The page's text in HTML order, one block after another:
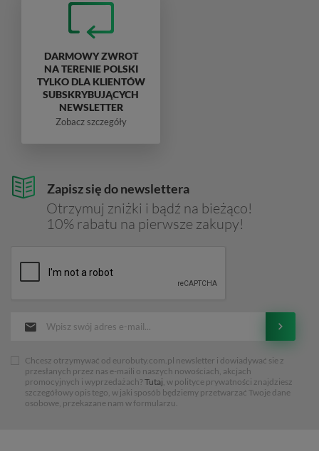
Zapisz się do newslettera
Otrzymuj zniżki i bądź na bieżąco!
10% rabatu na pierwsze zakupy!
Chcesz otrzymywać od eurobuty.com.pl newsletter i dowiadywać sie z
przesłanych przez nas e-maili o naszych nowościach, akcjach
promocyjnych i wyprzedażach? Tutaj, w polityce prywatności znajdziesz
szczegółowy opis tego, w jaki sposób będziemy przetwarzać Twoje dane
osobowe, przekazane nam w formularzu.
DARMOWY ZWROT
NA TERENIE POLSKI
TYLKO DLA KLIENTÓW
SUBSKRYBUJĄCYCH
NEWSLETTER
Zobacz szczegóły